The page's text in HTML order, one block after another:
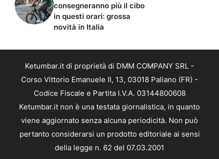
consegneranno più il cibo
in questi orari: grossa
novità in Italia
Ketumbar.it di proprietà di DMM COMPANY SRL -
Corso Vittorio Emanuele II, 13, 03018 Paliano (FR) -
Codice Fiscale e Partita I.V.A. 03144800608
Ketumbar.it non è una testata giornalistica, in quanto
viene aggiornato senza alcuna periodicità. Non può
pertanto considerarsi un prodotto editoriale ai sensi
della legge n. 62 del 07.03.2001